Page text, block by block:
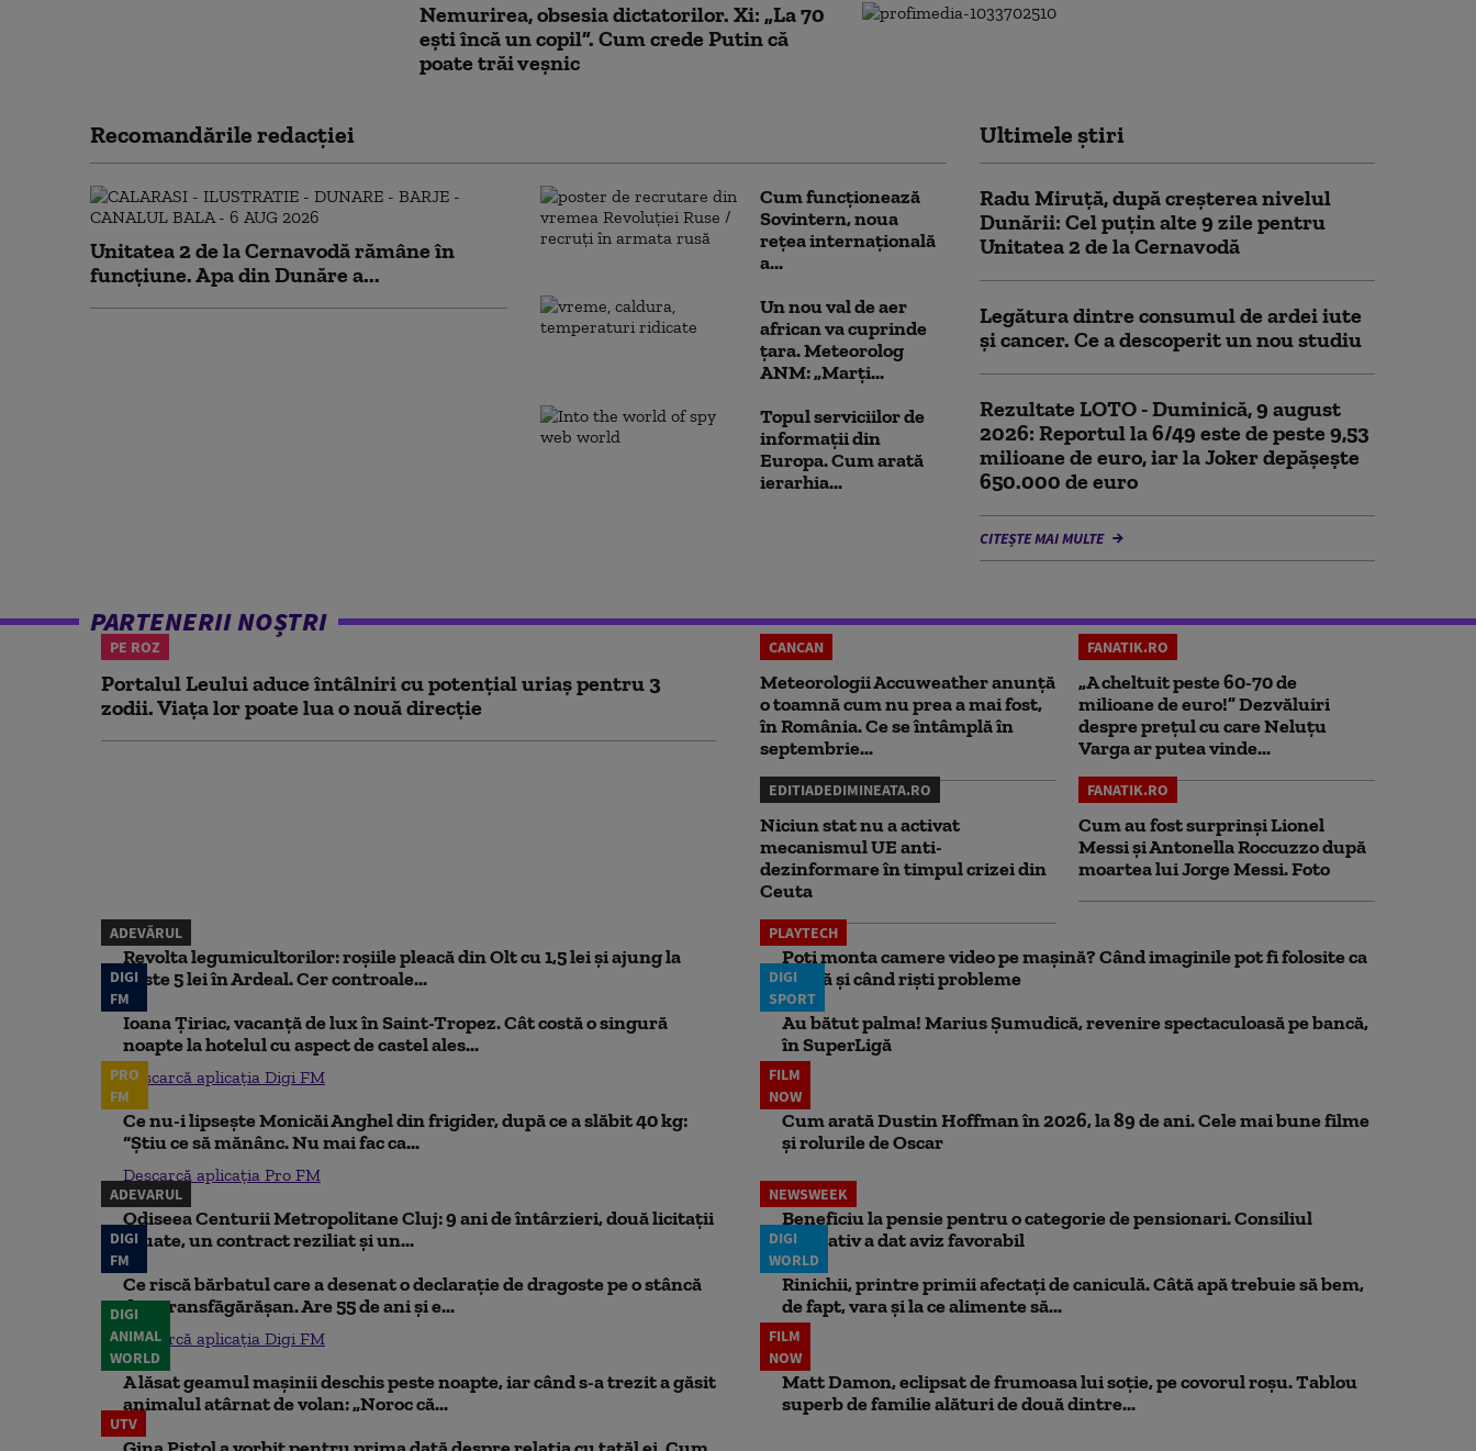
Nemurirea, obsesia dictatorilor. Xi: „La 70
ești încă un copil”. Cum crede Putin că
poate trăi veșnic
Recomandările redacţiei
Unitatea 2 de la Cernavodă rămâne în
funcțiune. Apa din Dunăre a...
Cum funcționează
Sovintern, noua
rețea internațională
a...
Un nou val de aer
african va cuprinde
țara. Meteorolog
ANM: „Marți...
Topul serviciilor de
informații din
Europa. Cum arată
ierarhia...
Ultimele știri
Radu Miruță, după creșterea nivelul
Dunării: Cel puțin alte 9 zile pentru
Unitatea 2 de la Cernavodă
Legătura dintre consumul de ardei iute
și cancer. Ce a descoperit un nou studiu
Rezultate LOTO - Duminică, 9 august
2026: Reportul la 6/49 este de peste 9,53
milioane de euro, iar la Joker depășește
650.000 de euro
CITEȘTE MAI MULTE
PARTENERII NOȘTRI
PE ROZ
Portalul Leului aduce întâlniri cu potențial uriaș pentru 3
zodii. Viața lor poate lua o nouă direcție
CANCAN
Meteorologii Accuweather anunță
o toamnă cum nu prea a mai fost,
în România. Ce se întâmplă în
septembrie...
FANATIK.RO
„A cheltuit peste 60-70 de
milioane de euro!” Dezvăluiri
despre prețul cu care Neluțu
Varga ar putea vinde...
EDITIADEDIMINEATA.RO
Niciun stat nu a activat
mecanismul UE anti-
dezinformare în timpul crizei din
Ceuta
FANATIK.RO
Cum au fost surprinși Lionel
Messi și Antonella Roccuzzo după
moartea lui Jorge Messi. Foto
ADEVĂRUL
Revolta legumicultorilor: roșiile pleacă din Olt cu 1,5 lei și ajung la
peste 5 lei în Ardeal. Cer controale...
PLAYTECH
Poți monta camere video pe mașină? Când imaginile pot fi folosite ca
probă și când riști probleme
DIGI
FM
Ioana Țiriac, vacanță de lux în Saint-Tropez. Cât costă o singură
noapte la hotelul cu aspect de castel ales...
Descarcă aplicația Digi FM
DIGI
SPORT
Au bătut palma! Marius Șumudică, revenire spectaculoasă pe bancă,
în SuperLigă
PRO
FM
Ce nu-i lipsește Monicăi Anghel din frigider, după ce a slăbit 40 kg:
“Știu ce să mănânc. Nu mai fac ca...
Descarcă aplicația Pro FM
FILM
NOW
Cum arată Dustin Hoffman în 2026, la 89 de ani. Cele mai bune filme
și rolurile de Oscar
ADEVARUL
Odiseea Centurii Metropolitane Cluj: 9 ani de întârzieri, două licitații
eșuate, un contract reziliat și un...
NEWSWEEK
Beneficiu la pensie pentru o categorie de pensionari. Consiliul
legislativ a dat aviz favorabil
DIGI
FM
Ce riscă bărbatul care a desenat o declarație de dragoste pe o stâncă
din Transfăgărășan. Are 55 de ani și e...
Descarcă aplicația Digi FM
DIGI
WORLD
Rinichii, printre primii afectați de caniculă. Câtă apă trebuie să bem,
de fapt, vara și la ce alimente să...
DIGI
ANIMAL
WORLD
A lăsat geamul mașinii deschis peste noapte, iar când s-a trezit a găsit
animalul atârnat de volan: „Noroc că...
FILM
NOW
Matt Damon, eclipsat de frumoasa lui soție, pe covorul roșu. Tablou
superb de familie alături de două dintre...
UTV